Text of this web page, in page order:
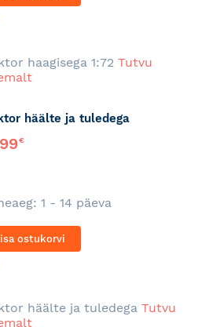
haagisega 1:72 Tutvu
häälte ja tuledega
€
1 - 14 päeva
ostukorvi
häälte ja tuledega Tutvu